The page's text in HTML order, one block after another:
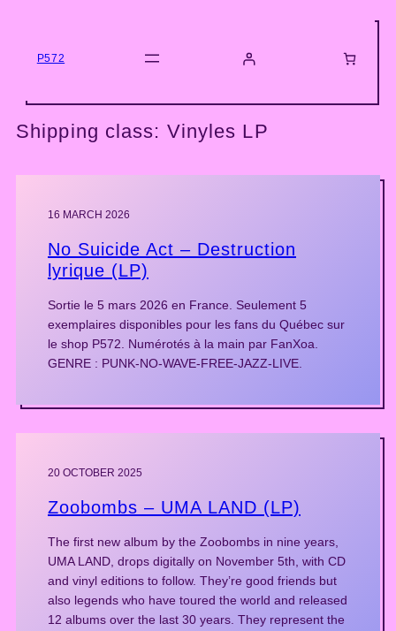
contentP572
Shipping class: Vinyles LP
16 MARCH 2026
No Suicide Act – Destruction
lyrique (LP)
Sortie le 5 mars 2026 en France. Seulement 5
exemplaires disponibles pour les fans du Québec sur
le shop P572. Numérotés à la main par FanXoa.
GENRE : PUNK-NO-WAVE-FREE-JAZZ-LIVE.
20 OCTOBER 2025
Zoobombs – UMA LAND (LP)
The first new album by the Zoobombs in nine years,
UMA LAND, drops digitally on November 5th, with CD
and vinyl editions to follow. They’re good friends but
also legends who have toured the world and released
12 albums over the last 30 years. They represent the